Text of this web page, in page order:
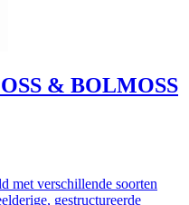
& BOLMOSS